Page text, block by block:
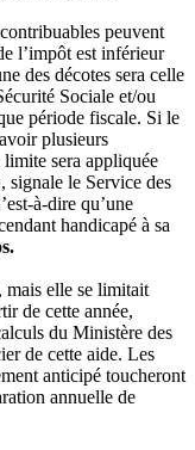
peuvent
l’impôt est inférieur
des décotes sera celle
Sociale et/ou
période fiscale. Si le
plusieurs
limite sera appliquée
signale le Service des
à-dire qu’une
handicapé à sa
mais elle se limitait
de cette année,
du Ministère des
de cette aide. Les
anticipé toucheront
annuelle de